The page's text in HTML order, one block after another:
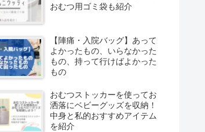
おむつ用ゴミ袋も紹介
【陣痛・入院バッグ】あって
よかったもの、いらなかった
もの、持って行けばよかった
もの
おむつストッカーを使ってお
洒落にベビーグッズを収納！
中身と私的おすすめアイテム
を紹介